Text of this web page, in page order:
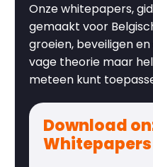
Onze whitepapers,
gemaakt voor
groeien, beveiligen
vage theorie maar
meteen kunt
Download
Whitepapers